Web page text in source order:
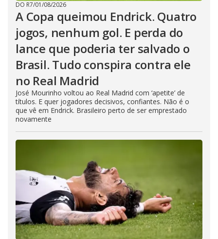
DO R7/01/08/2026
A Copa queimou Endrick. Quatro
jogos, nenhum gol. E perda do
lance que poderia ter salvado o
Brasil. Tudo conspira contra ele
no Real Madrid
José Mourinho voltou ao Real Madrid com ‘apetite’ de
títulos. E quer jogadores decisivos, confiantes. Não é o
que vê em Endrick. Brasileiro perto de ser emprestado
novamente